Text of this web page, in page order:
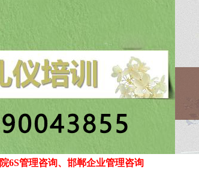
6S管理咨询、邯郸企业管理咨询